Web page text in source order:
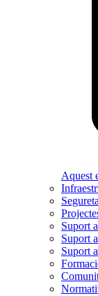
Aquest
Suport
Suport
Suport